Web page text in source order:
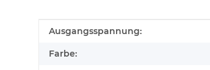
Produkteigenschaft
Wert
Ausgangsspannung:
Farbe: